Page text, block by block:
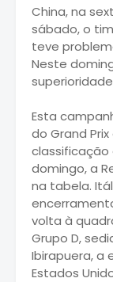
China, na
sábado, o
teve
Neste
Esta
do Grand
classificação
domingo, a
na tabela.
volta à
Grupo D,
Ibirapuera, a
Estados